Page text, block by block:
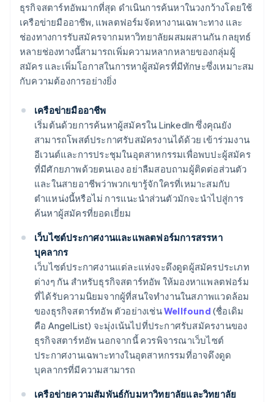
ธุรกิจสตาร์ทอัพมากที่สุด ดำเนินการค้นหาในวงกว้างโดยใช้
เครือข่ายมืออาชีพ, แพลตฟอร์มจัดหางานเฉพาะทาง และ
ช่องทางการรับสมัครจากมหาวิทยาลัยผสมผสานกัน กลยุทธ์
หลายช่องทางนี้สามารถเพิ่มความหลากหลายของกลุ่มผู้
สมัคร และเพิ่มโอกาสในการหาผู้สมัครที่มีทักษะซึ่งเหมาะสม
กับความต้องการอย่างยิ่ง
เครือข่ายมืออาชีพ
เริ่มต้นด้วยการค้นหาผู้สมัครใน LinkedIn ซึ่งคุณยัง
สามารถโพสต์ประกาศรับสมัครงานได้ด้วย เข้าร่วมงาน
อีเวนต์และการประชุมในอุตสาหกรรมเพื่อพบปะผู้สมัคร
ที่มีศักยภาพด้วยตนเอง อย่าลืมสอบถามผู้ติดต่อส่วนตัว
และในสายอาชีพว่าพวกเขารู้จักใครที่เหมาะสมกับ
ตำแหน่งนี้หรือไม่ การแนะนำส่วนตัวมักจะนำไปสู่การ
ค้นหาผู้สมัครที่ยอดเยี่ยม
เว็บไซต์ประกาศงานและแพลตฟอร์มการสรรหา
บุคลากร
เว็บไซต์ประกาศงานแต่ละแห่งจะดึงดูดผู้สมัครประเภท
ต่างๆ กัน สำหรับธุรกิจสตาร์ทอัพ ให้มองหาแพลตฟอร์ม
ที่ได้รับความนิยมจากผู้ที่สนใจทำงานในสภาพแวดล้อม
ของธุรกิจสตาร์ทอัพ ตัวอย่างเช่นWellfound (ชื่อเดิม
คือ AngelList) จะมุ่งเน้นไปที่ประกาศรับสมัครงานของ
ธุรกิจสตาร์ทอัพ นอกจากนี้ ควรพิจารณาเว็บไซต์
ประกาศงานเฉพาะทางในอุตสาหกรรมที่อาจดึงดูด
บุคลากรที่มีความสามารถ
เครือข่ายความสัมพันธ์กับมหาวิทยาลัยและวิทยาลัย